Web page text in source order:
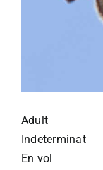
Adult
Indeterminat
En vol